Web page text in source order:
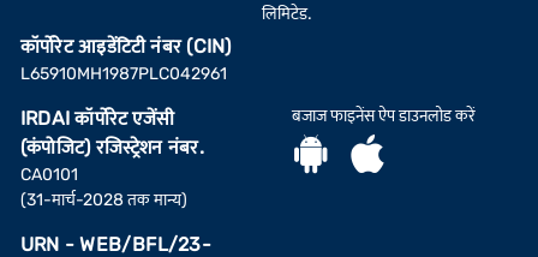
कॉर्पोरेट आइडेंटिटी नंबर (CIN)
L65910MH1987PLC042961
IRDAI कॉर्पोरेट एजेंसी
(कंपोजिट) रजिस्ट्रेशन नंबर.
CA0101
(31-मार्च-2028 तक मान्य)
URN - WEB/BFL/23-
लिमिटेड.
बजाज फाइनेंस ऐप डाउनलोड करें